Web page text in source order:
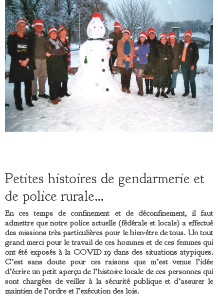
Petites histoires de gendarmerie et
de police rurale…
En ces temps de confinement et de déconfinement, il faut
admettre que notre police actuelle (fédérale et locale) a effectué
des missions très particulières pour le bien-être de tous. Un tout
grand merci pour le travail de ces hommes et de ces femmes qui
ont été exposés à la COVID 19 dans des situations atypiques.
C’est sans doute pour ces raisons que m’est venue l’idée
d’écrire un petit aperçu de l’histoire locale de ces personnes qui
sont chargées de veiller à la sécurité publique et d’assurer le
maintien de l’ordre et l’exécution des lois.